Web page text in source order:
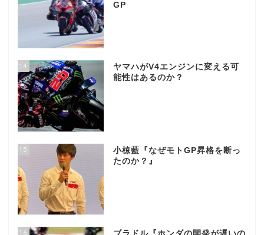
GP
14
ヤマハがV4エンジンに変える可
能性はあるのか？
15
小椋藍『なぜモトGP昇格を断っ
たのか？』
16